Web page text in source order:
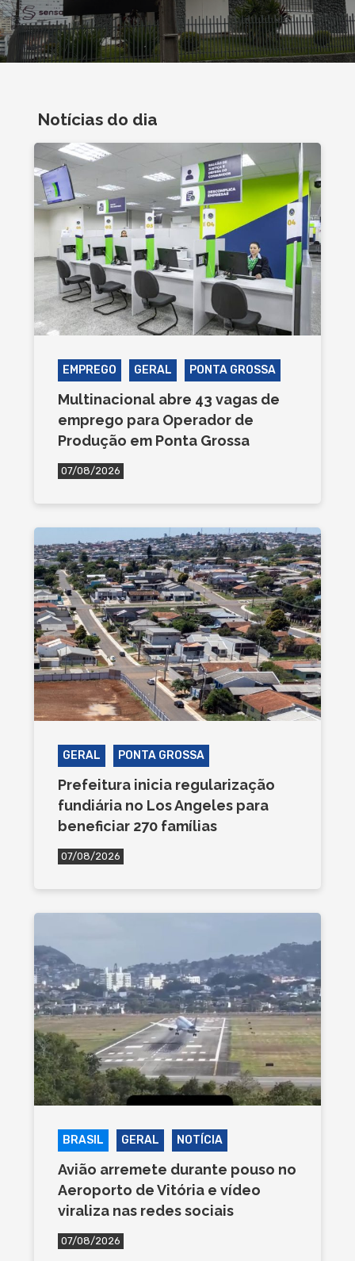
Notícias do dia
EMPREGO GERAL PONTA GROSSA
Multinacional abre 43 vagas de
emprego para Operador de
Produção em Ponta Grossa
07/08/2026
GERAL PONTA GROSSA
Prefeitura inicia regularização
fundiária no Los Angeles para
beneficiar 270 famílias
07/08/2026
BRASIL GERAL NOTÍCIA
Avião arremete durante pouso no
Aeroporto de Vitória e vídeo
viraliza nas redes sociais
07/08/2026